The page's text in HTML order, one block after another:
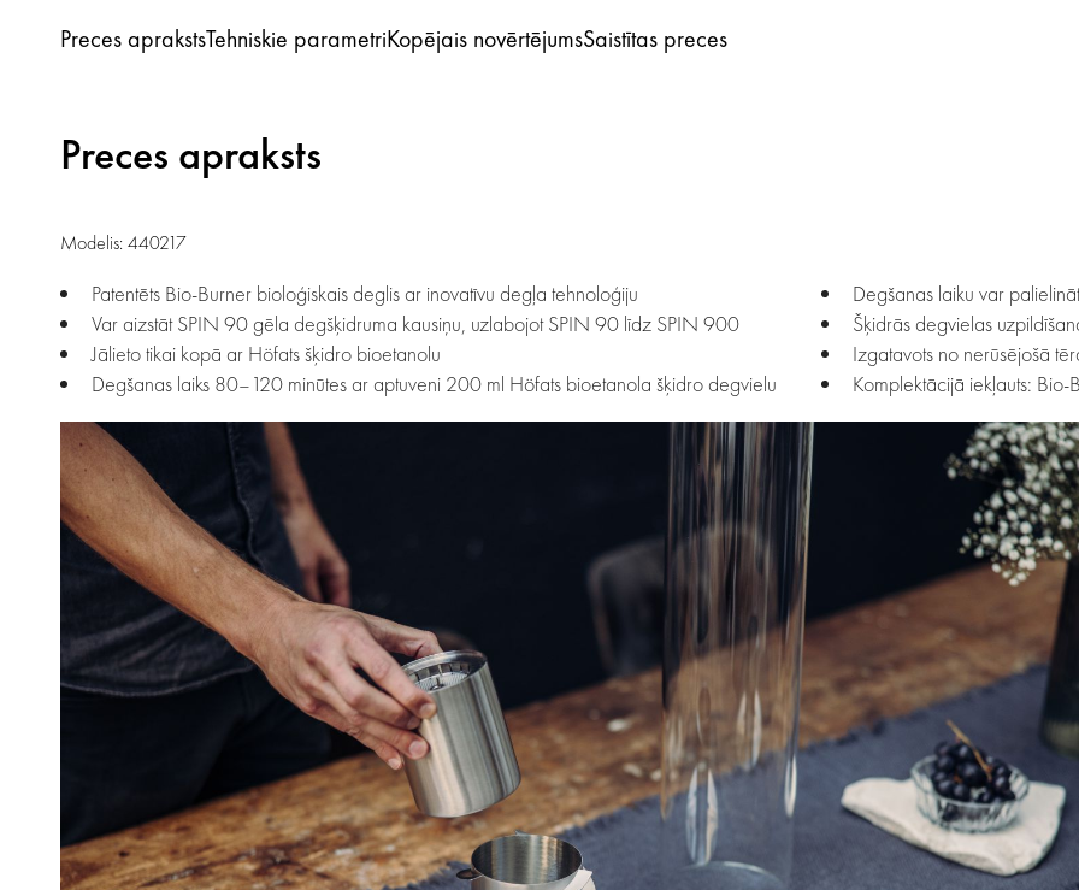
Preces aprakstsTehniskie parametriKopējais novērtējumsSaistītas preces
Preces apraksts
Modelis: 440217
Patentēts Bio-Burner bioloģiskais deglis ar inovatīvu degļa tehnoloģiju
Var aizstāt SPIN 90 gēla degšķidruma kausiņu, uzlabojot SPIN 90 līdz SPIN 900
Jālieto tikai kopā ar Höfats šķidro bioetanolu
Degšanas laiks 80–120 minūtes ar aptuveni 200 ml Höfats bioetanola šķidro degvielu
Degšanas laiku var
Šķidrās degvielas
Izgatavots no nerūsējošā
Komplektācijā iekļauts: Bio-